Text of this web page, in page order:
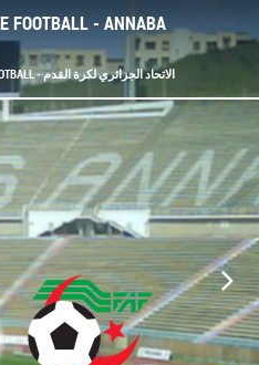
FOOTBALL - ANNABA
FÉDÉRATION ALGÉRIENNE DE FOOTBALL - الاتحاد الجزائري لكرة القدم